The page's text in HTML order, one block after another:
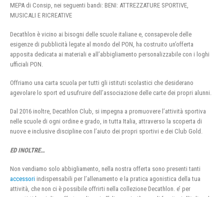
MEPA di Consip, nei seguenti bandi: BENI: ATTREZZATURE SPORTIVE,
MUSICALI E RICREATIVE
Decathlon è vicino ai bisogni delle scuole italiane e, consapevole delle
esigenze di pubblicità legate al mondo del PON, ha costruito un’offerta
apposita dedicata ai materiali e all’abbigliamento personalizzabile con i loghi
ufficiali PON.
Offriamo una carta scuola per tutti gli istituti scolastici che desiderano
agevolare lo sport ed usufruire dell’associazione delle carte dei propri alunni.
Dal 2016 inoltre, Decathlon Club, si impegna a promuovere l’attività sportiva
nelle scuole di ogni ordine e grado, in tutta Italia, attraverso la scoperta di
nuove e inclusive discipline con l’aiuto dei propri sportivi e dei Club Gold.
ED INOLTRE…
Non vendiamo solo abbigliamento, nella nostra offerta sono presenti tanti
accessori indispensabili per l’allenamento e la pratica agonistica della tua
attività, che non ci è possibile offrirti nella collezione Decathlon. e’ per